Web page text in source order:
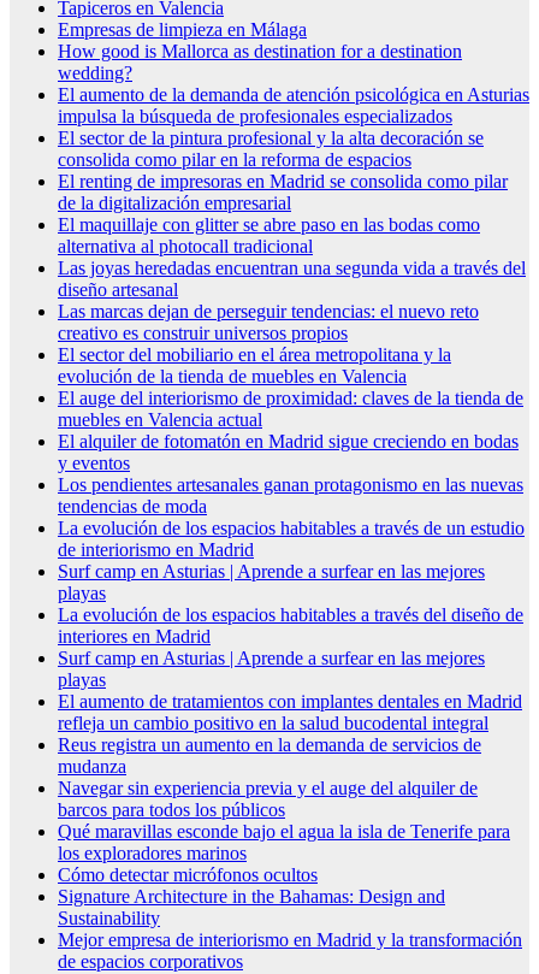
Tapiceros en Valencia
Empresas de limpieza en Málaga
How good is Mallorca as destination for a destination
wedding?
El aumento de la demanda de atención psicológica en Asturias
impulsa la búsqueda de profesionales especializados
El sector de la pintura profesional y la alta decoración se
consolida como pilar en la reforma de espacios
El renting de impresoras en Madrid se consolida como pilar
de la digitalización empresarial
El maquillaje con glitter se abre paso en las bodas como
alternativa al photocall tradicional
Las joyas heredadas encuentran una segunda vida a través del
diseño artesanal
Las marcas dejan de perseguir tendencias: el nuevo reto
creativo es construir universos propios
El sector del mobiliario en el área metropolitana y la
evolución de la tienda de muebles en Valencia
El auge del interiorismo de proximidad: claves de la tienda de
muebles en Valencia actual
El alquiler de fotomatón en Madrid sigue creciendo en bodas
y eventos
Los pendientes artesanales ganan protagonismo en las nuevas
tendencias de moda
La evolución de los espacios habitables a través de un estudio
de interiorismo en Madrid
Surf camp en Asturias | Aprende a surfear en las mejores
playas
La evolución de los espacios habitables a través del diseño de
interiores en Madrid
Surf camp en Asturias | Aprende a surfear en las mejores
playas
El aumento de tratamientos con implantes dentales en Madrid
refleja un cambio positivo en la salud bucodental integral
Reus registra un aumento en la demanda de servicios de
mudanza
Navegar sin experiencia previa y el auge del alquiler de
barcos para todos los públicos
Qué maravillas esconde bajo el agua la isla de Tenerife para
los exploradores marinos
Cómo detectar micrófonos ocultos
Signature Architecture in the Bahamas: Design and
Sustainability
Mejor empresa de interiorismo en Madrid y la transformación
de espacios corporativos